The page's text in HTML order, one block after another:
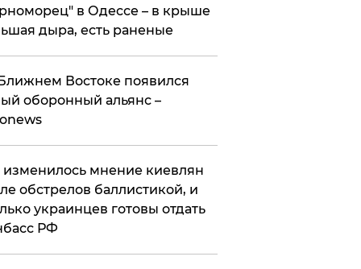
в Одессе – в крыше
дыра, есть раненые
Востоке появился
оборонный альянс –
изменилось мнение киевлян
обстрелов баллистикой, и
украинцев готовы отдать
РФ